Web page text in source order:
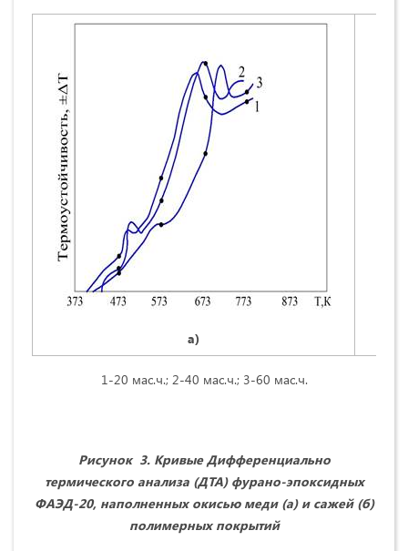
а)
1-20 мас.ч.; 2-40 мас.ч.; 3-60 мас.ч.
Рисунок 3.Кривые Дифференциально
термического анализа (ДТА) фурано-эпоксидных
ФАЭД-20, наполненных окисью меди (а) и сажей (б)
полимерных покрытий